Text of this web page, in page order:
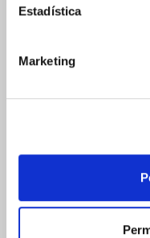
Estadística
Marketing
Añadir un